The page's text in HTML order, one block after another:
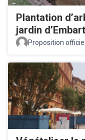
Plantation
jardin
Proposition